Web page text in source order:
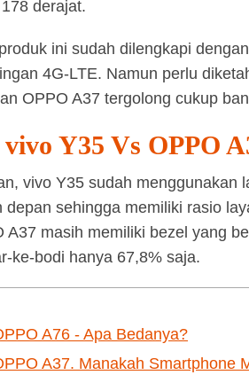
derajat.
ini sudah dilengkapi
4G-LTE. Namun perlu
OPPO A37 tergolong cukup
Y35 Vs OPPO
vivo Y35 sudah menggunakan
depan sehingga memiliki rasio
A37 masih memiliki bezel yang
ke-bodi hanya 67,8% saja.
A76 - Apa Bedanya?
A37. Manakah Smartphone